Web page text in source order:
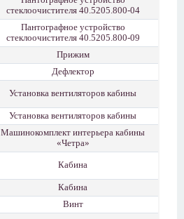
стеклоочистителя 40.5205.800-04
Пантографное устройство
стеклоочистителя 40.5205.800-09
Прижим
Дефлектор
Установка вентиляторов кабины
Установка вентиляторов кабины
Машинокомплект интерьера кабины
«Четра»
Кабина
Кабина
Винт